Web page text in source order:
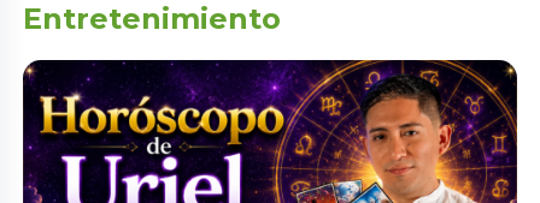
Entretenimiento